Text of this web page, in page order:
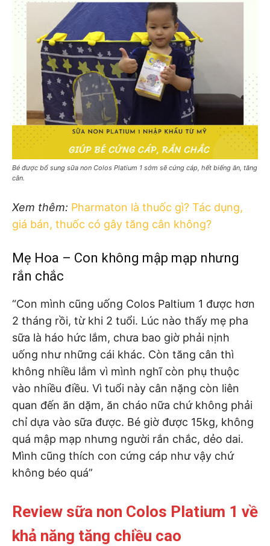
Bé được bổ sung sữa non Colos Platium 1 sớm sẽ cứng cáp, hết biếng ăn, tăng
cân.
Xem thêm: Pharmaton là thuốc gì? Tác dụng,
giá bán, thuốc có gây tăng cân không?
Mẹ Hoa – Con không mập mạp nhưng
rắn chắc
“Con mình cũng uống Colos Paltium 1 được hơn
2 tháng rồi, từ khi 2 tuổi. Lúc nào thấy mẹ pha
sữa là háo hức lắm, chưa bao giờ phải nịnh
uống như những cái khác. Còn tăng cân thì
không nhiều lắm vì mình nghĩ còn phụ thuộc
vào nhiều điều. Vì tuổi này cân nặng còn liên
quan đến ăn dặm, ăn cháo nữa chứ không phải
chỉ dựa vào sữa được. Bé giờ được 15kg, không
quá mập mạp nhưng người rắn chắc, dẻo dai.
Mình cũng thích con cứng cáp như vậy chứ
không béo quá”
Review sữa non Colos Platium 1 về
khả năng tăng chiều cao